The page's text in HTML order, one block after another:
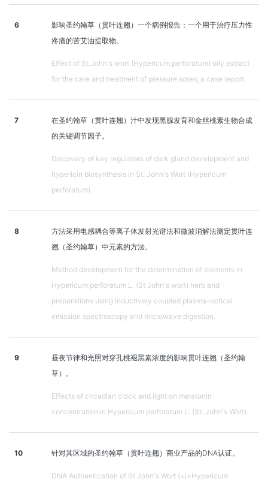
6
影响圣约翰草（贯叶连翘）一个病例报告：一个用于治疗压力性
疼痛的苦艾油提取物。
Effect of St.John's wort (Hypericum perforatum) oily extract
for the care and treatment of pressure sores; a case report.
7
在圣约翰草（贯叶连翘）汁中发现黑腺发育和金丝桃素生物合成
的关键调节因子。
Discovery of key regulators of dark gland development and
hypericin biosynthesis in St. John's Wort (Hypericum
perforatum).
8
方法采用电感耦合等离子体发射光谱法和微波消解法测定贯叶连
翘（圣约翰草）中元素的方法。
Method development for the determination of elements in
Hypericum perforatum L. (St John's wort) herb and
preparations using inductively coupled plasma-optical
emission spectroscopy and microwave digestion.
9
昼夜节律和光照对穿孔桃褪黑素浓度的影响贯叶连翘（圣约翰
草）。
Effects of circadian clock and light on melatonin
concentration in Hypericum perforatum L. (St. John's Wort).
10 针对其区域的圣约翰草（贯叶连翘）商业产品的DNA认证。
DNA Authentication of St John's Wort (<i>Hypericum